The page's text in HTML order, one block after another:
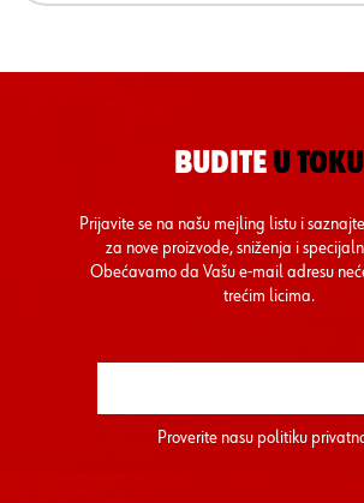
BUDITE U TOKU
Prijavite se na našu mejling listu i
za nove proizvode, sniženja i
Obećavamo da Vašu e-mail adresu
trećim licima.
Proverite nasu politiku